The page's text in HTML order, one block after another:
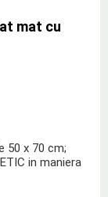
mat cu
50 x 70 cm;
in maniera